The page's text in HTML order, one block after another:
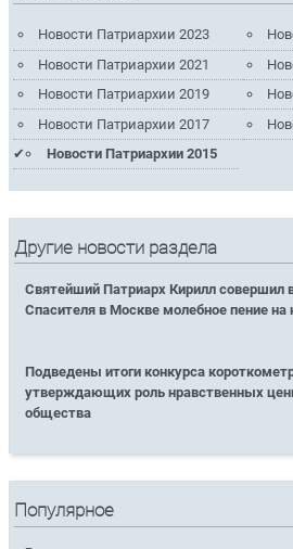
Новости Патриархии 2023
Новости Патриархии 2021
Новости Патриархии 2019
Новости Патриархии 2017
Новости Патриархии 2015
Другие новости раздела
Святейший Патриарх Кирилл совершил
Спасителя в Москве молебное пение на
Подведены итоги конкурса
утверждающих роль нравственных
общества
Популярное